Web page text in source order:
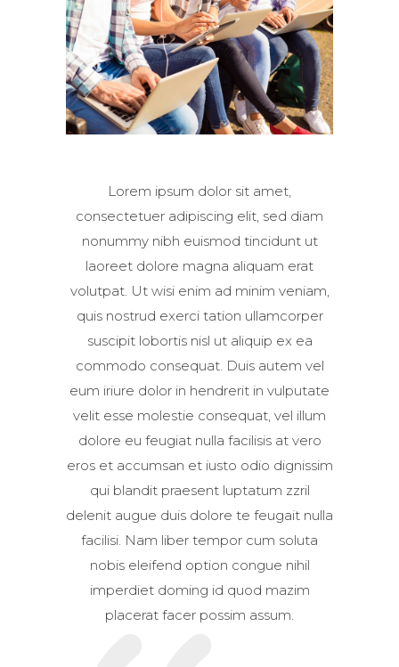
Lorem ipsum dolor sit amet,
consectetuer adipiscing elit, sed diam
nonummy nibh euismod tincidunt ut
laoreet dolore magna aliquam erat
volutpat. Ut wisi enim ad minim veniam,
quis nostrud exerci tation ullamcorper
suscipit lobortis nisl ut aliquip ex ea
commodo consequat. Duis autem vel
eum iriure dolor in hendrerit in vulputate
velit esse molestie consequat, vel illum
dolore eu feugiat nulla facilisis at vero
eros et accumsan et iusto odio dignissim
qui blandit praesent luptatum zzril
delenit augue duis dolore te feugait nulla
facilisi. Nam liber tempor cum soluta
nobis eleifend option congue nihil
imperdiet doming id quod mazim
placerat facer possim assum.